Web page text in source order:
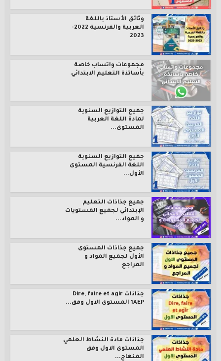
وثائق الأستاذ باللغة
العربية والفرنسية 2022-
2023
مجموعات واتساب خاصة
بأساتذة التعليم الابتدائي
جميع التوازيع السنوية
لمادة اللغة العربية
المستوى...
جميع التوازيع السنوية
اللغة الفرنسية المستوى
الأول...
جميع جذاذات التعليم
الإبتدائي لجميع المستويات
و المواد...
جميع جذاذات المستوى
الأول لجميع المواد و
المراجع
جذاذات Dire, faire et agir
1AEP المستوى الاول وفق...
جذاذات مادة النشاط العلمي
المستوى الاول وفق
المنهاج...